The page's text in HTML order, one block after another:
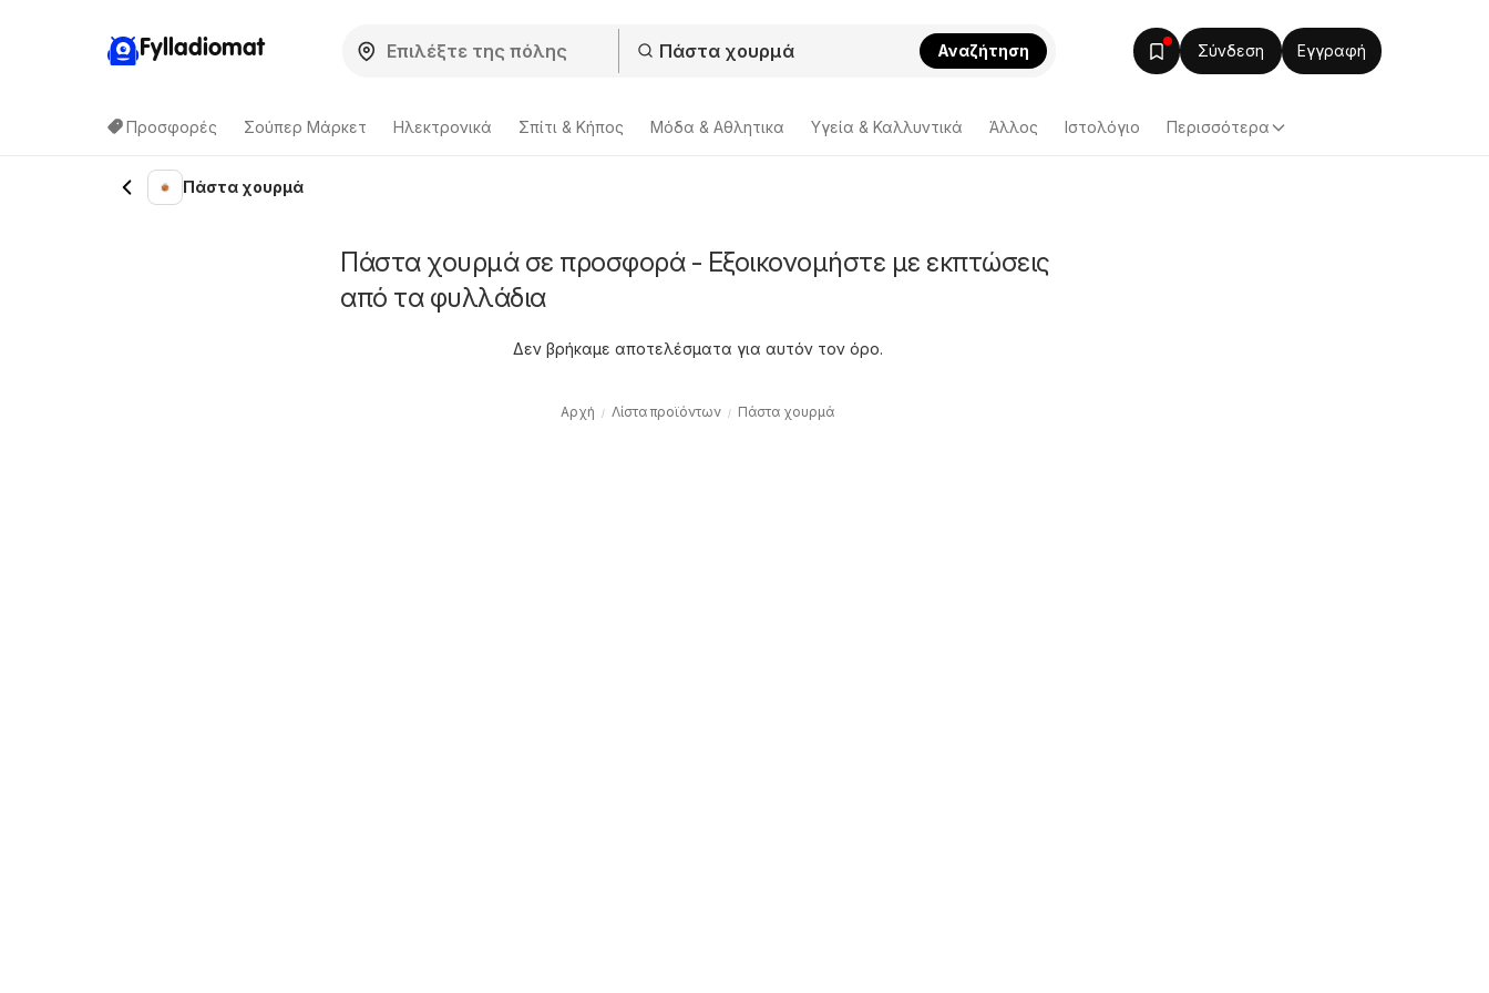
Fylladiomat Αναζήτηση Σύνδεση Εγγραφή
Προσφορές Σούπερ Μάρκετ Hλεκτρονικά Σπίτι & Κήπος Μόδα & Aθλητικα Υγεία & Καλλυντικά Άλλος Ιστολόγιο Περισσότερα
Πάστα χουρμά
Πάστα χουρμά σε προσφορά - Εξοικονομήστε με εκπτώσεις
από τα φυλλάδια
Δεν βρήκαμε αποτελέσματα για αυτόν τον όρο.
Αρχή Λίστα προϊόντων Πάστα χουρμά